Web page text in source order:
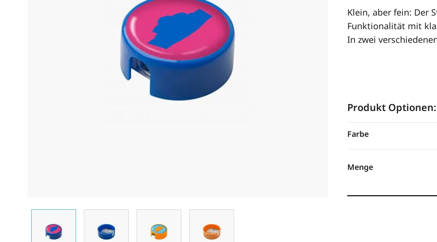
Klein, aber fein: Der
Funktionalität mit
In zwei
Produkt Optionen:
Farbe
Menge